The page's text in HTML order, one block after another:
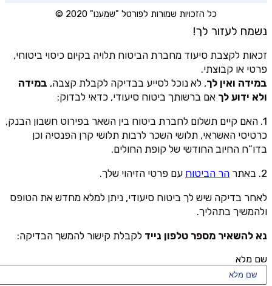
כל הזכויות שמורות לפורטל "שמענו" 2020 ©
נשמח לעזור לך!
זכאות לקצבת סיעוד מחברת הביטוח תלויה בקיום כיסוי ביטוחי,
פרטי או קבוצתי.
במידה ואין לך, לא נוכל לסייע בבדיקה לקבלת קצבה, במידה
ולא ידוע לך אם ברשותך ביטוח סיעודי, כדאי לבדוק:
1. האם קיים תשלום לחברת ביטוח בין השאר בפירוט חשבון הבנק,
כרטיסי האשראי, תלושי השכר לרבות תלושי קרן הפנסיה וכן
בדו”ח החיוב החודשי של קופת החולים.
2. באתר
הר הביטוח עם פרטי הזיהוי שלך.
לאחר בדיקה שיש לך ביטוח סיעודי, ניתן למלא מחדש את הטופס
ולהמשיך בתהליך.
נא להשאיר מספר טלפון נייד לקבלת קישור להמשך הבדיקה:
שם מלא